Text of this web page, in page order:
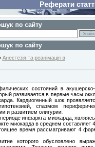
Реферати
по сайту
по сайту
Анестезія та реанімація в
состояний в акушерско-
развивается в первые часы
Кардиогенный шок
спазмом
и развитием олигурии.
инфаркта миокарда,
миокарда в среднем составляет
время рассматривают 4
которого обусловлено